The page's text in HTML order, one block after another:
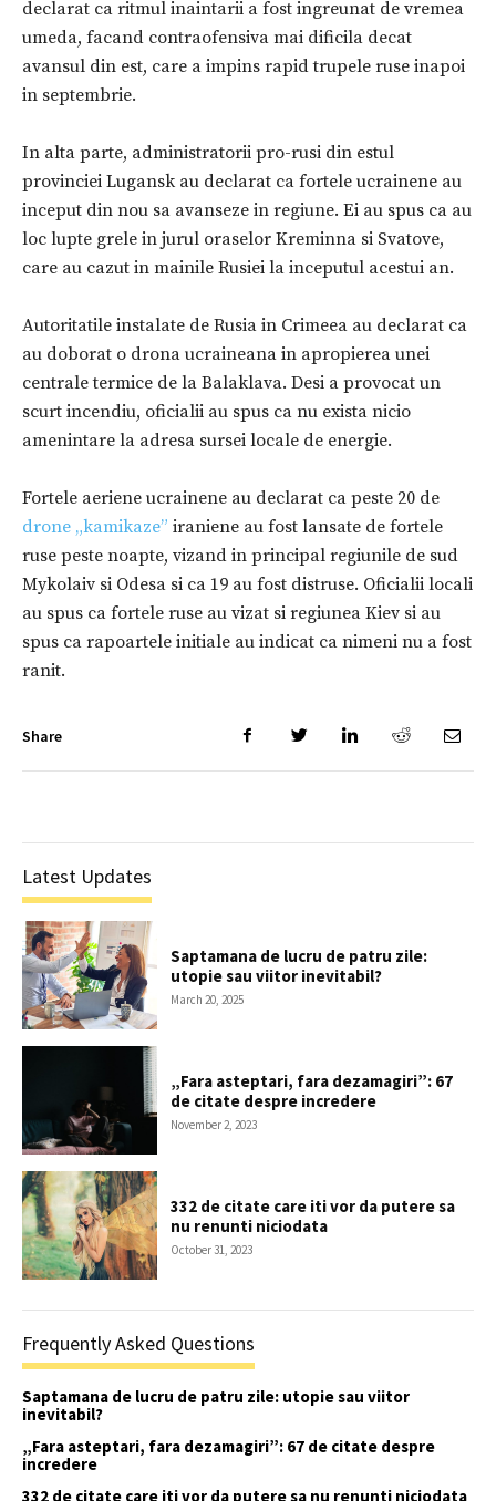
declarat ca ritmul inaintarii a fost ingreunat de vremea
umeda, facand contraofensiva mai dificila decat
avansul din est, care a impins rapid trupele ruse inapoi
in septembrie.
In alta parte, administratorii pro-rusi din estul
provinciei Lugansk au declarat ca fortele ucrainene au
inceput din nou sa avanseze in regiune. Ei au spus ca au
loc lupte grele in jurul oraselor Kreminna si Svatove,
care au cazut in mainile Rusiei la inceputul acestui an.
Autoritatile instalate de Rusia in Crimeea au declarat ca
au doborat o drona ucraineana in apropierea unei
centrale termice de la Balaklava. Desi a provocat un
scurt incendiu, oficialii au spus ca nu exista nicio
amenintare la adresa sursei locale de energie.
Fortele aeriene ucrainene au declarat ca peste 20 de
drone „kamikaze” iraniene au fost lansate de fortele
ruse peste noapte, vizand in principal regiunile de sud
Mykolaiv si Odesa si ca 19 au fost distruse. Oficialii locali
au spus ca fortele ruse au vizat si regiunea Kiev si au
spus ca rapoartele initiale au indicat ca nimeni nu a fost
ranit.
Share
Latest Updates
Saptamana de lucru de patru zile:
utopie sau viitor inevitabil?
March 20, 2025
„Fara asteptari, fara dezamagiri”: 67
de citate despre incredere
November 2, 2023
332 de citate care iti vor da putere sa
nu renunti niciodata
October 31, 2023
Frequently Asked Questions
Saptamana de lucru de patru zile: utopie sau viitor
inevitabil?
„Fara asteptari, fara dezamagiri”: 67 de citate despre
incredere
332 de citate care iti vor da putere sa nu renunti niciodata